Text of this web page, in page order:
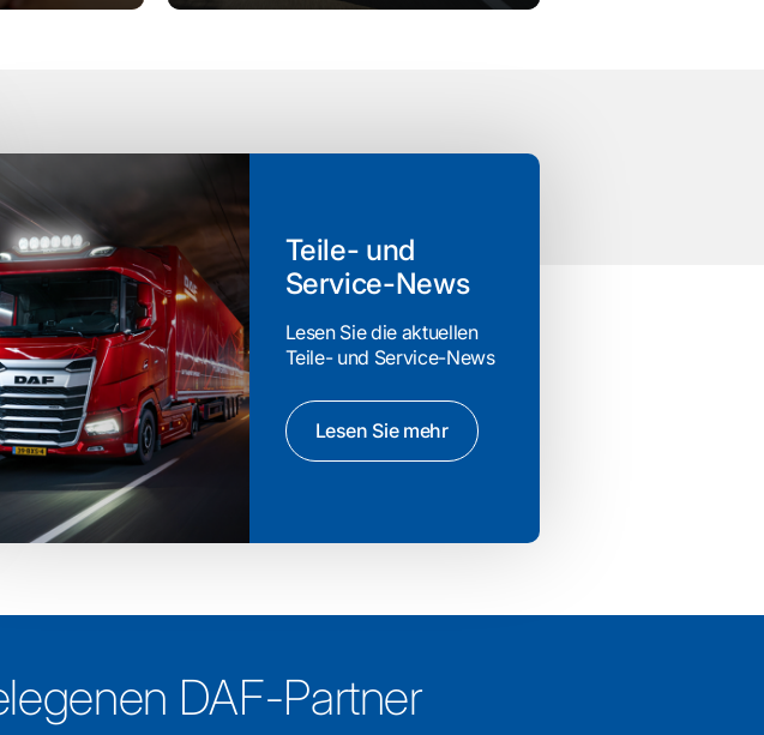
Teile- und
Service-News
Lesen Sie die aktuellen
Teile- und Service-News
Lesen Sie mehr
DAF-Partner